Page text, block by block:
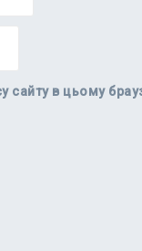
сайту в цьому